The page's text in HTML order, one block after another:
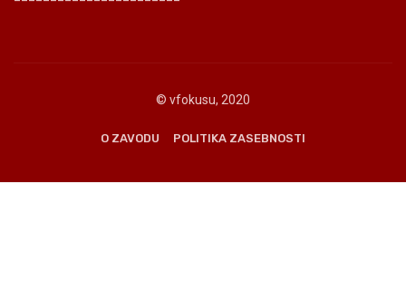
© vfokusu, 2020
O ZAVODU POLITIKA ZASEBNOSTI